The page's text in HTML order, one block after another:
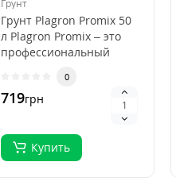
Грунт
Грунт Plagron Promix 50
л Plagron Promix – это
профессиональный
выращивания
растений, ..
0
719грн
Купить